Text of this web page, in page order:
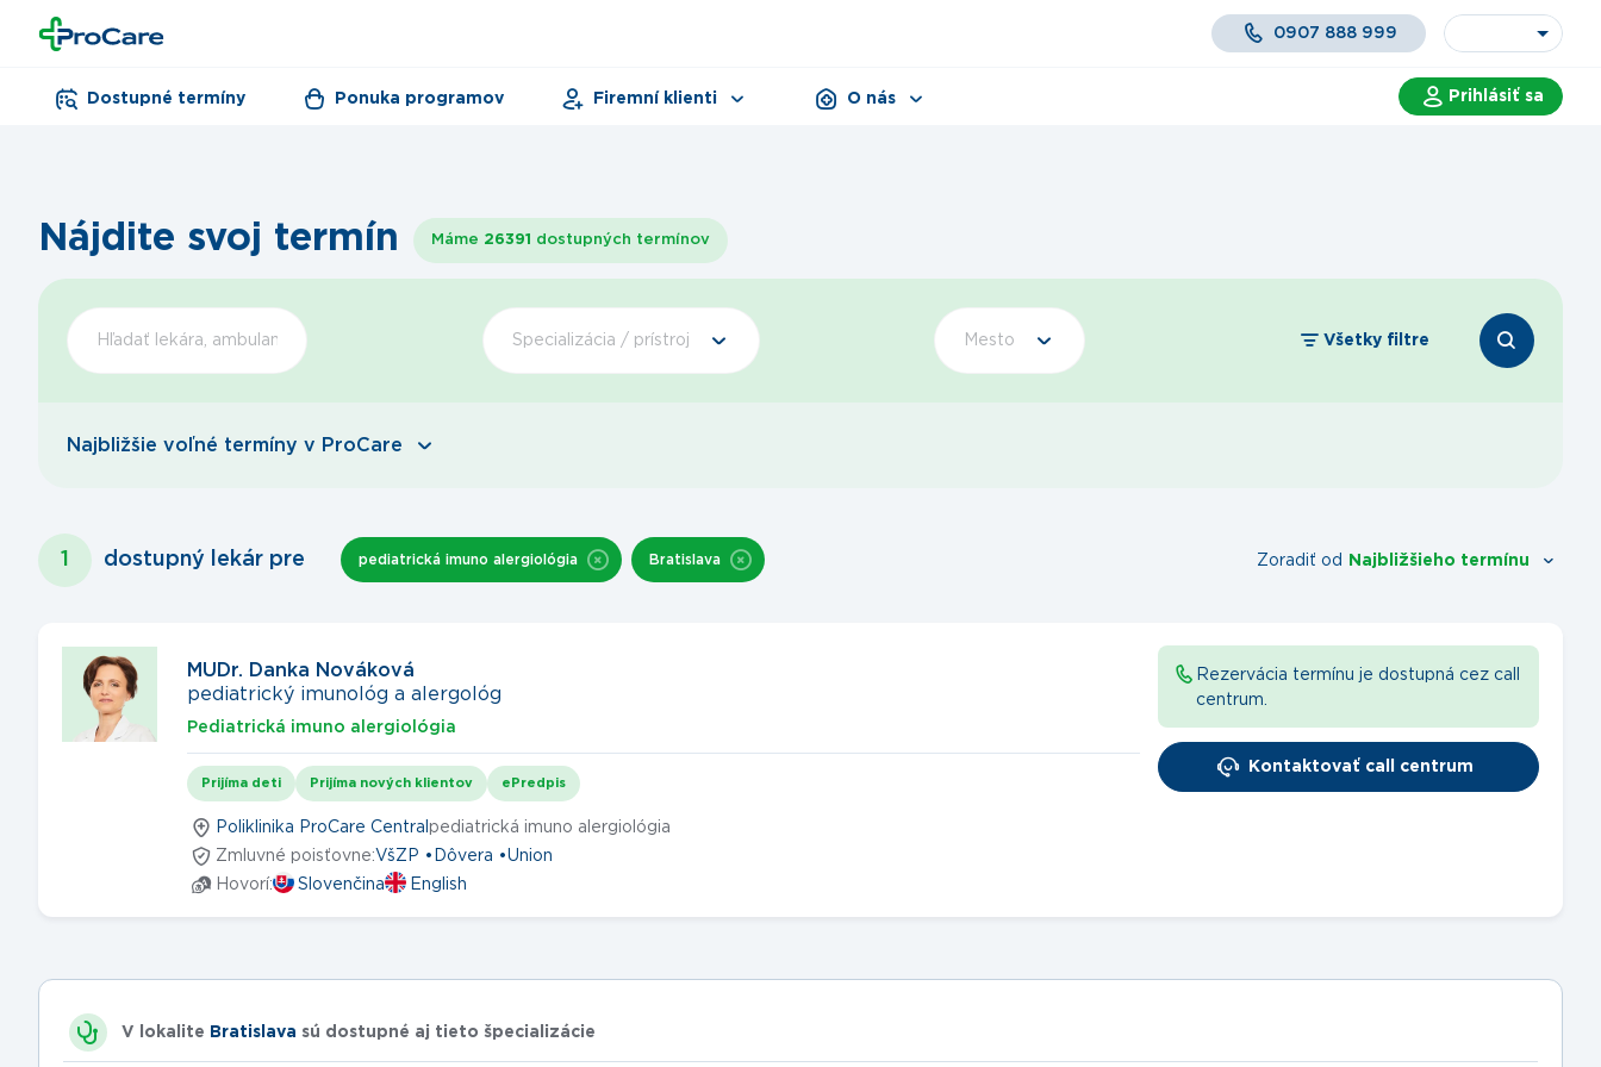
0907 888 999
Dostupné termíny Ponuka programov Firemní klienti O nás Prihlásiť sa
Nájdite svoj termín Máme 26391 dostupných termínov
Špecializácia / prístroj Mesto Všetky filtre
Najbližšie voľné termíny v ProCare
1 dostupný lekár pre pediatrická imuno alergiológia Bratislava Zoradiť od Najbližšieho termínu
MUDr. Danka Nováková
pediatrický imunológ a alergológ
Pediatrická imuno alergiológia
Prijíma deti Prijíma nových klientov ePredpis
Poliklinika ProCare Central pediatrická imuno alergiológia
Zmluvné poisťovne:VšZP Dôvera
Union
Hovorí:
Slovenčina English
Rezervácia termínu je dostupná cez call
centrum.
Kontaktovať call centrum
V lokalite Bratislava sú dostupné aj tieto špecializácie